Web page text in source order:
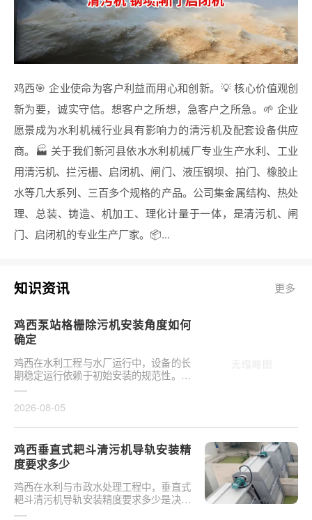
鸡西🎯 企业使命为客户利益而用心和创新。💡 核心价值观创
新为要，诚实守信。想客户之所想，急客户之所急。🌱 企业
愿景成为水利机械行业具有影响力的清污机及配套设备供应
商。🏭 关于我们新河县依水水利机械厂专业生产水利、工业
用清污机、拦污栅、启闭机、闸门、液压钢坝、拍门、橡胶止
水等几大系列、三百多个规格的产品。公司集金属结构、热处
理、总装、铸造、机加工、理化计量于一体，是清污机、闸
门、启闭机的专业生产厂家。📦...
知识资讯 更多
鸡西泵站格栅除污机安装角度如何
确定
鸡西在水利工程与水厂运行中，设备的长
期稳定运行依赖于初始安装的规范性。对
于泵站核心拦污设备而言，其倾斜度直接
2026-08-05
鸡西垂直式耙斗清污机导轨安装精
度要求多少
鸡西在水利与市政水处理工程中，垂直式
耙斗清污机导轨安装精度要求多少是决定
设备运行平稳性的核心**。导轨作为耙斗